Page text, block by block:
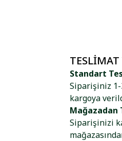
TESLIMAT
Standart
Siparişiniz
kargoya
Mağazadan
Siparişinizi